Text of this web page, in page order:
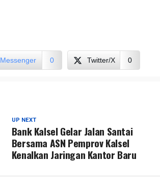
Messenger 0 Twitter/X 0
UP NEXT
Bank Kalsel Gelar Jalan Santai
Bersama ASN Pemprov Kalsel
Kenalkan Jaringan Kantor Baru